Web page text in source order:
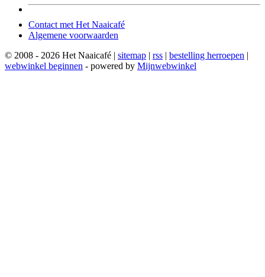
Contact met Het Naaicafé
Algemene voorwaarden
© 2008 - 2026 Het Naaicafé | sitemap | rss | bestelling herroepen |
webwinkel beginnen - powered by Mijnwebwinkel